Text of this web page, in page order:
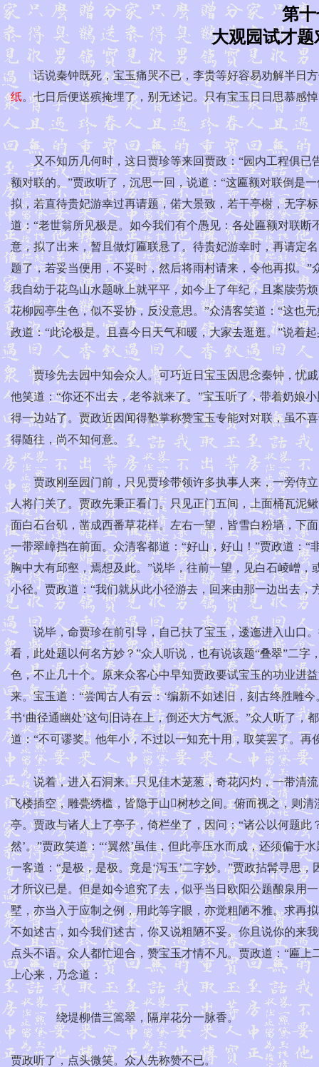
第
大观园试才
话说秦钟既死，宝玉痛哭不已，李贵等好容易劝解半日方
纸。七日后便送殡掩埋了，别无述记。只有宝玉日日思慕感
又不知历几何时，这日贾珍等来回贾政：“园内工程俱已
额对联的。”贾政听了，沉思一回，说道：“这匾额对联倒是
拟，若直待贵妃游幸过再请题，偌大景致，若干亭榭，无字
道：“老世翁所见极是。如今我们有个愚见：各处匾额对联
意，拟了出来，暂且做灯匾联悬了。待贵妃游幸时，再请定
题了，若妥当便用，不妥时，然后将雨村请来，令他再拟。
我自幼于花鸟山水题咏上就平平，如今上了年纪，且案牍劳
花柳园亭生色，似不妥协，反没意思。”众清客笑道：“这也
政道：“此论极是。且喜今日天气和暖，大家去逛逛。”说着
贾珍先去园中知会众人。可巧近日宝玉因思念秦钟，忧戚
他笑道：“你还不出去，老爷就来了。”宝玉听了，带着奶娘
得一边站了。贾政近因闻得塾掌称赞宝玉专能对对联，虽不
得随往，尚不知何意。
贾政刚至园门前，只见贾珍带领许多执事人来，一旁侍立
人将门关了。贾政先秉正看门。只见正门五间，上面桶瓦泥
面白石台矶，凿成西番草花样。左右一望，皆雪白粉墙，下
一带翠嶂挡在前面。众清客都道：“好山，好山！”贾政道：
胸中大有邱壑，焉想及此。”说毕，往前一望，见白石崚嶒
小径。贾政道：“我们就从此小径游去，回来由那一边出去，
说毕，命贾珍在前引导，自己扶了宝玉，逶迤进入山口。
看，此处题以何名方妙？”众人听说，也有说该题“叠翠”二字
色，不止几十个。原来众客心中早知贾政要试宝玉的功业进
来。宝玉道：“尝闻古人有云：‘编新不如述旧，刻古终胜雕
书‘曲径通幽处’这句旧诗在上，倒还大方气派。”众人听了
道：“不可谬奖。他年小，不过以一知充十用，取笑罢了。再
说着，进入石洞来。只见佳木茏葱，奇花闪灼，一带清流
飞楼插空，雕甍绣槛，皆隐于山树杪之间。俯而视之，则
亭。贾政与诸人上了亭子，倚栏坐了，因问：“诸公以何题此
然’。”贾政笑道：“‘翼然’虽佳，但此亭压水而成，还须偏于
一客道：“是极，是极。竟是‘泻玉’二字妙。”贾政拈髯寻思
才所议已是。但是如今追究了去，似乎当日欧阳公题酿泉用
墅，亦当入于应制之例，用此等字眼，亦觉粗陋不雅。求再
不如述古，如今我们述古，你又说粗陋不妥。你且说你的来
点头不语。众人都忙迎合，赞宝玉才情不凡。贾政道：“匾
上心来，乃念道：
绕堤柳借三篙翠，隔岸花分一脉香。
贾政听了，点头微笑。众人先称赞不已。